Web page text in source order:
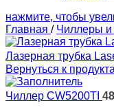
нажмите, чтобы
Главная / Чиллеры
Лазерная трубка
Вернуться к
Чиллер CW5200TI